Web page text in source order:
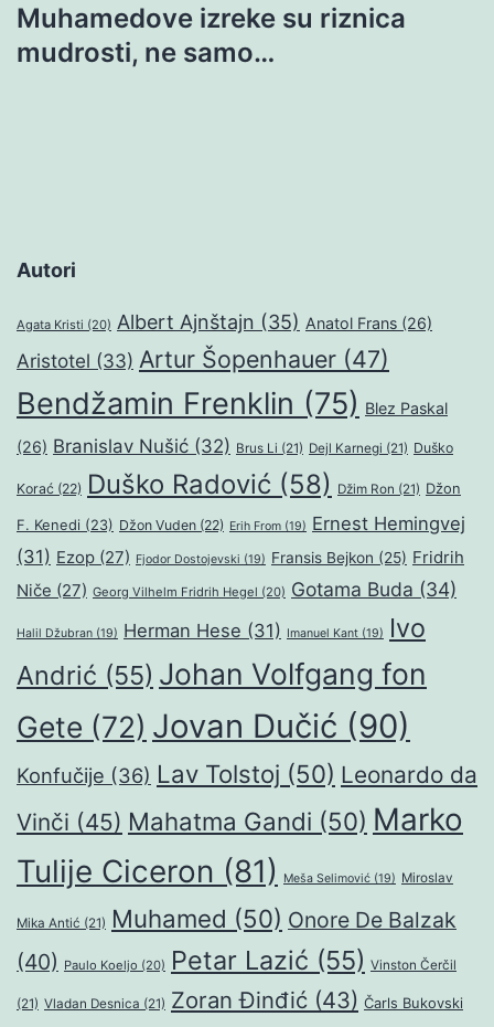
Muhamedove izreke su riznica
mudrosti, ne samo…
Autori
Agata Kristi (20) Albert Ajnštajn (35) Anatol Frans (26)
Aristotel (33) Artur Šopenhauer (47)
Bendžamin Frenklin (75) Blez Paskal
(26) Branislav Nušić (32) Brus Li (21) Dejl Karnegi (21) Duško
Korać (22) Duško Radović (58) Džim Ron (21) Džon
F. Kenedi (23) Džon Vuden (22) Erih From (19) Ernest Hemingvej
(31) Ezop (27) Fjodor Dostojevski (19) Fransis Bejkon (25) Fridrih
Niče (27) Georg Vilhelm Fridrih Hegel (20) Gotama Buda (34)
Halil Džubran (19) Herman Hese (31) Imanuel Kant (19)
Ivo
Andrić (55) Johan Volfgang fon
Gete (72) Jovan Dučić (90)
Konfučije (36) Lav Tolstoj (50) Leonardo da
Vinči (45) Mahatma Gandi (50) Marko
Tulije Ciceron (81) Meša Selimović (19) Miroslav
Mika Antić (21) Muhamed (50) Onore De Balzak
(40) Paulo Koeljo (20) Petar Lazić (55) Vinston Čerčil
(21) Vladan Desnica (21) Zoran Đinđić (43) Čarls Bukovski